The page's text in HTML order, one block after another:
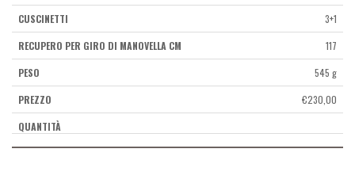
3+1
117
545 g
€230,00